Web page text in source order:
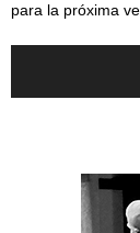
para la próxima